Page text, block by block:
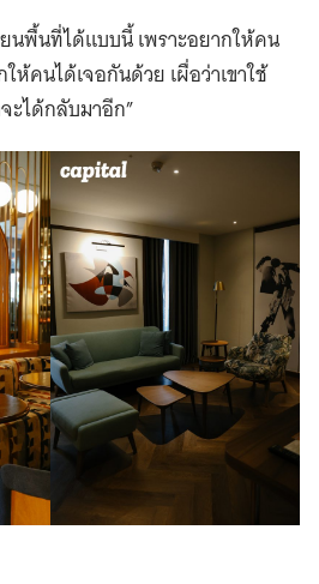
ยนพื้นที่ได้แบบนี้ เพราะอยากให้คน
ให้คนได้เจอกันด้วย เผื่อว่าเขาใช้
ะได้กลับมาอีก”